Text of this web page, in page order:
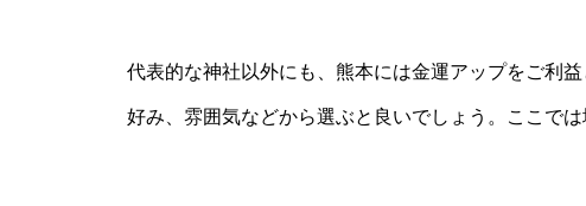
代表的な神社以外にも、熊本には金運アップをご利
好み、雰囲気などから選ぶと良いでしょう。ここで